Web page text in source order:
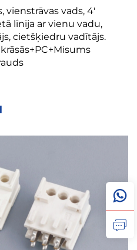
vienstrāvas vads, 4'
līnija ar vienu vadu,
cietšķiedru vadītājs.